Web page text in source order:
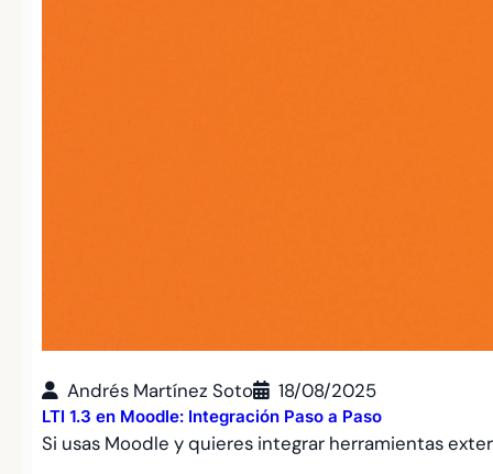
Andrés Martínez Soto 18/08/2025
LTI 1.3 en Moodle: Integración Paso a Paso
Si usas Moodle y quieres integrar herramientas